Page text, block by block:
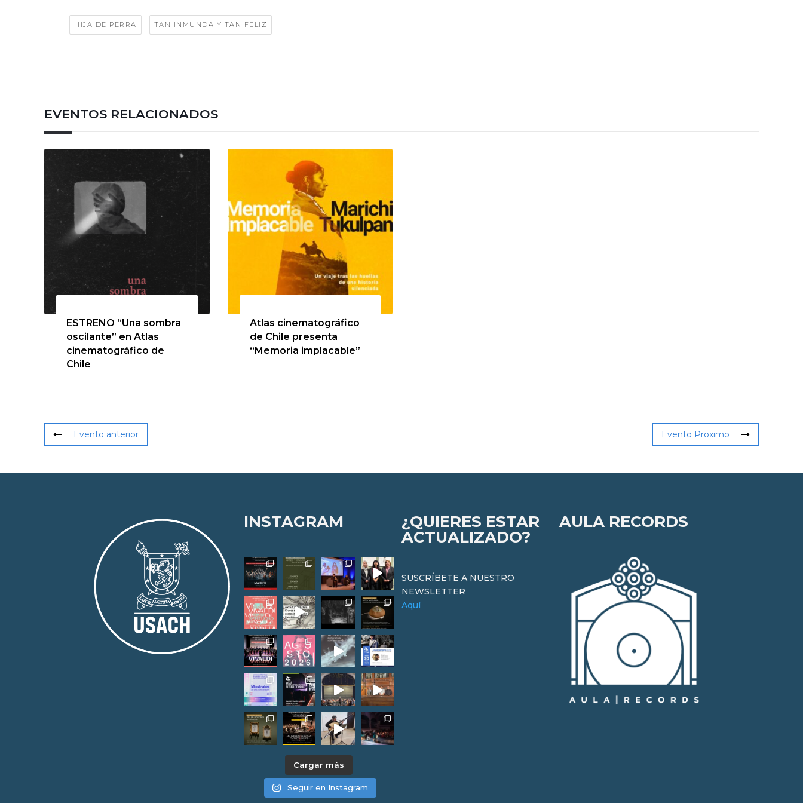
HIJA DE PERRA TAN INMUNDA Y TAN FELIZ
EVENTOS RELACIONADOS
ESTRENO “Una sombra
oscilante” en Atlas
cinematográfico de
Chile
Atlas cinematográfico
de Chile presenta
“Memoria implacable”
Evento anterior Evento Proximo
INSTAGRAM
Cargar más
Seguir en Instagram
¿QUIERES ESTAR
ACTUALIZADO?
SUSCRÍBETE A NUESTRO
NEWSLETTER
Aquí
AULA RECORDS